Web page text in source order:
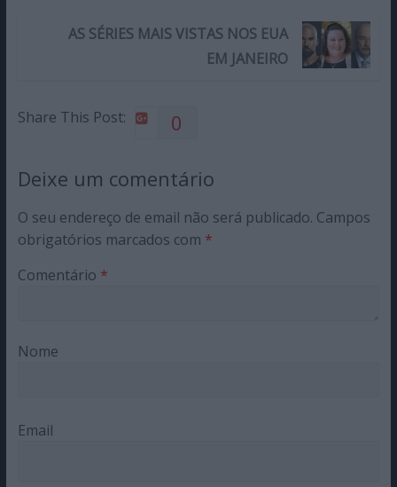
AS SÉRIES MAIS VISTAS NOS EUA
EM JANEIRO
Share This Post: 0
Deixe um comentário
O seu endereço de email não será publicado. Campos
obrigatórios marcados com *
Comentário *
Nome
Email